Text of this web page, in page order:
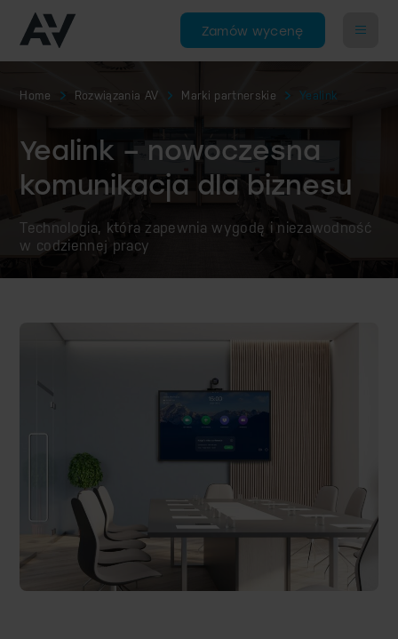
Zamów wycenę
Home Rozwiązania AV Marki partnerskie Yealink
Yealink – nowoczesna
komunikacja dla biznesu
Technologia, która zapewnia wygodę i niezawodność
w codziennej pracy